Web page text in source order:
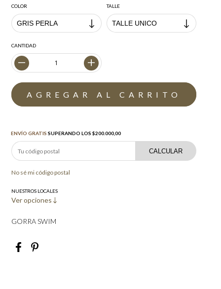
COLOR TALLE
CANTIDAD
ENVÍO GRATIS SUPERANDO LOS$200.000,00
CALCULAR
No sé mi código postal
NUESTROS LOCALES
Ver opciones
GORRA SWIM